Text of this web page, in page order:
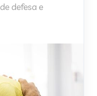
defesa e